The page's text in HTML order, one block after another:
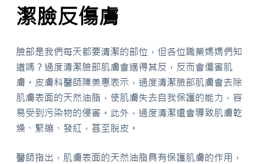
潔臉反傷膚
臉部是我們每天都要清潔的部位，但各位職業媽媽們知
道嗎？過度清潔臉部肌膚會適得其反，反而會傷害肌
膚。皮膚科醫師陳美惠表示，過度清潔臉部肌膚會去除
肌膚表面的天然油脂，使肌膚失去自我保護的能力，容
易受到污染物的侵害。此外，過度清潔還會導致肌膚乾
燥、緊繃、發紅，甚至脫皮。
醫師指出，肌膚表面的天然油脂具有保護肌膚的作用，